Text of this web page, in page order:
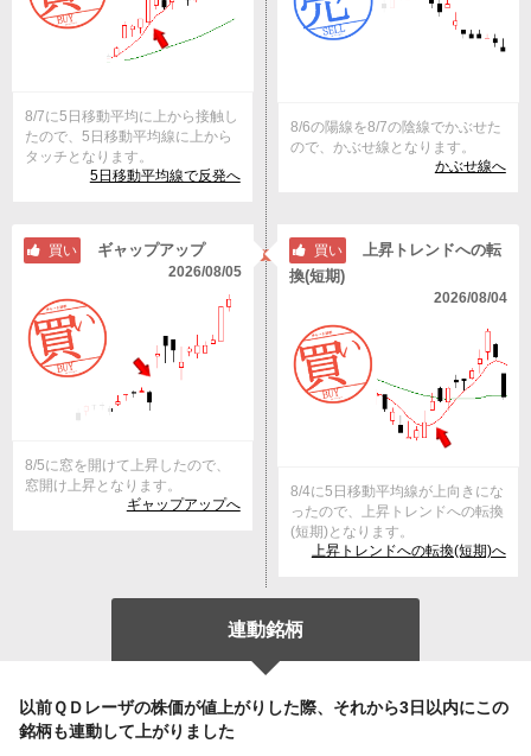
8/7に5日移動平均に上から接触し
たので、5日移動平均線に上から
タッチとなります。
5日移動平均線で反発へ
8/6の陽線を8/7の陰線でかぶせた
ので、かぶせ線となります。
かぶせ線へ
買い ギャップアップ
2026/08/05
8/5に窓を開けて上昇したので、
窓開け上昇となります。
ギャップアップへ
買い
上昇トレンドへの転
換(短期)
2026/08/04
8/4に5日移動平均線が上向きにな
ったので、上昇トレンドへの転換
(短期)となります。
上昇トレンドへの転換(短期)へ
連動銘柄
以前ＱＤレーザの株価が値上がりした際、それから3日以内にこの
銘柄も連動して上がりました